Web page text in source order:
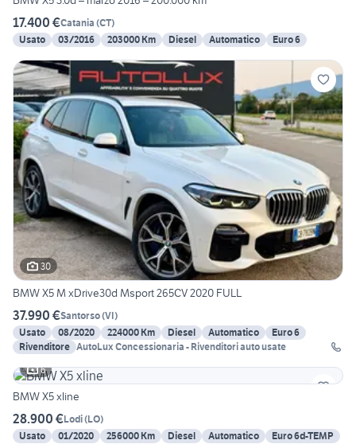
17.400 €Catania (CT)
Usato
03/2016 203000 Km Diesel Automatico Euro 6
30
BMW X5 M xDrive30d Msport 265CV 2020 FULL
37.990 €Santorso(VI)
Usato
08/2020 224000 Km Diesel Automatico
Euro 6
Rivenditore AutoLux Concessionaria - Rivenditori auto usate
6
BMW X5 xline
28.900 €Lodi(LO)
Usato
01/2020 256000 Km Diesel Automatico Euro 6d-TEMP